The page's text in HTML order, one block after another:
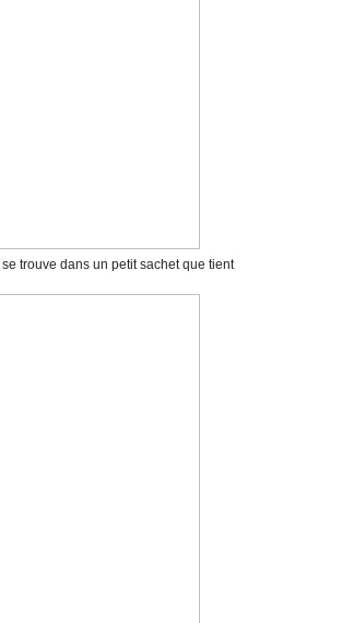
trouve dans un petit sachet que tient